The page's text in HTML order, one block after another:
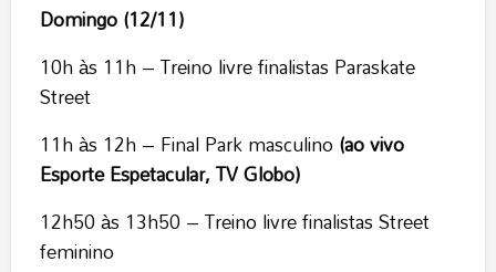
Domingo (12/11)
10h às 11h – Treino livre finalistas Paraskate
Street
11h às 12h – Final Park masculino (ao vivo
Esporte Espetacular, TV Globo)
12h50 às 13h50 – Treino livre finalistas Street
feminino